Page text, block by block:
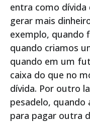
entra como dívida
gerar mais
exemplo, quando
quando criamos
quando em um
caixa do que no
dívida. Por outro
pesadelo, quando
para pagar outra